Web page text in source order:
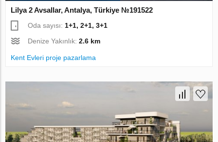
Lilya 2 Avsallar, Antalya, Türkiye №191522
Oda sayısı: 1+1, 2+1, 3+1
Denize Yakınlık:2.6 km
Kent Evleri proje pazarlama